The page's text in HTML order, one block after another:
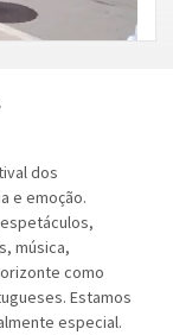
dos
e emoção.
música,
como
Estamos
especial.